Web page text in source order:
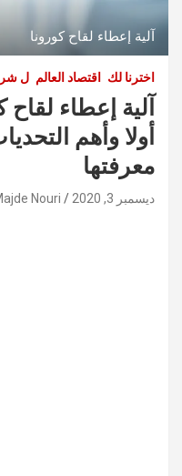
آلية إعطاء لقاح كورونا
اخترنا لك اقتصاد العالم ل
آلية إعطاء
أولا وأهم
معرفتها
ديسمبر 3, 2020 Nouri